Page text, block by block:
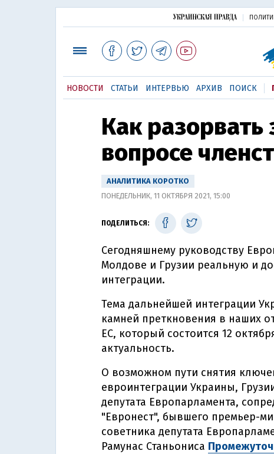
НОВОСТИ СТАТЬИ ИНТЕРВЬЮ АРХИВ ПОИСК
Как разорвать
вопросе
АНАЛИТИКА КОРОТКО
ПОНЕДЕЛЬНИК, 11 ОКТЯБРЯ 2021, 15:00
ПОДЕЛИТЬСЯ:
Сегодняшнему руководству
Молдове и Грузии реальную и
интеграции.
Тема дальнейшей интеграции
камней преткновения в наших
ЕС, который состоится 12
актуальность.
О возможном пути снятия
евроинтеграции Украины,
депутата Европарламента,
"Евронест", бывшего премьер-
советника депутата
Рамунас Станьониса